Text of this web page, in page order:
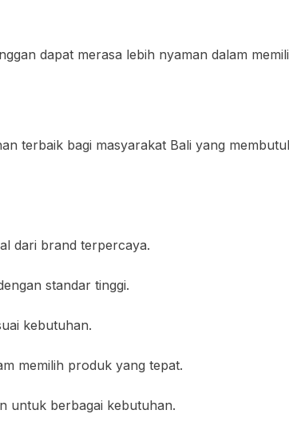
dapat merasa lebih nyaman dalam
terbaik bagi masyarakat Bali yang
dari brand terpercaya.
standar tinggi.
kebutuhan.
memilih produk yang tepat.
untuk berbagai kebutuhan.